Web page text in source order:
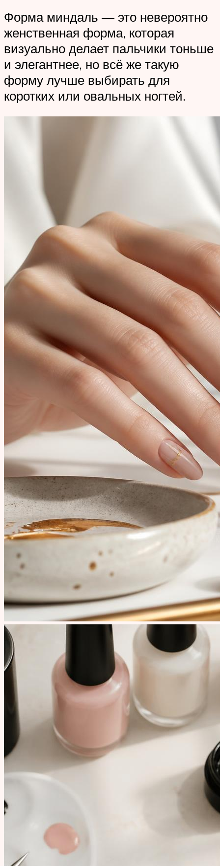
Форма миндаль — это невероятно
женственная форма, которая
визуально делает пальчики тоньше
и элегантнее, но всё же такую
форму лучше выбирать для
коротких или овальных ногтей.